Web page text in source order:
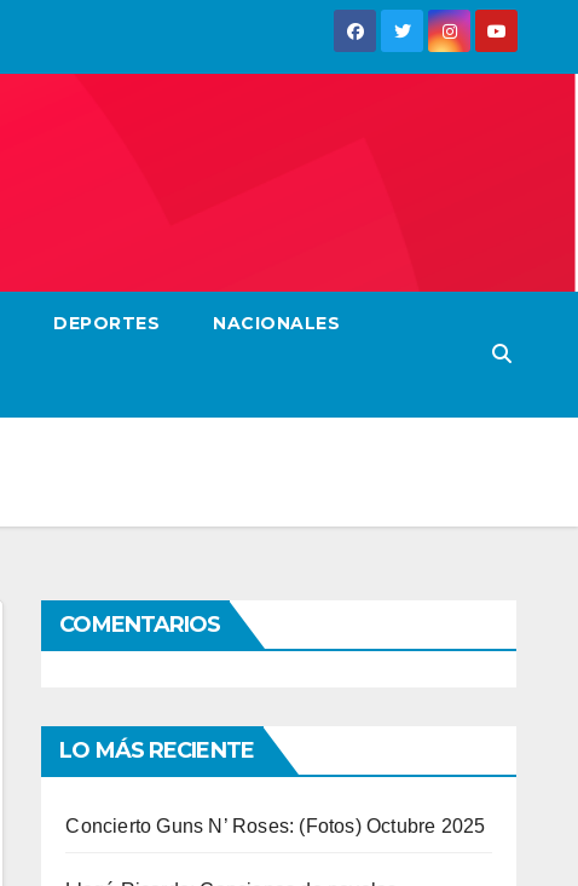
DEPORTES NACIONALES
COMENTARIOS
LO MÁS RECIENTE
Concierto Guns N’ Roses: (Fotos) Octubre 2025